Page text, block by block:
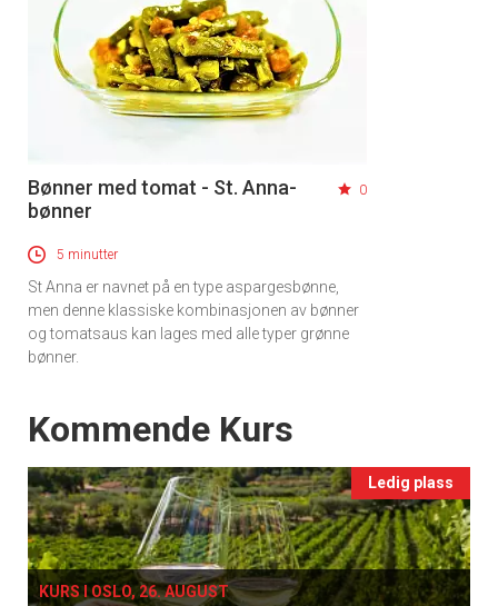
Bønner med tomat - St. Anna-
bønner
0
5 minutter
St Anna er navnet på en type aspargesbønne,
men denne klassiske kombinasjonen av bønner
og tomatsaus kan lages med alle typer grønne
bønner.
Events
Kommende Kurs
Ledig plass
KURS I OSLO, 26. AUGUST